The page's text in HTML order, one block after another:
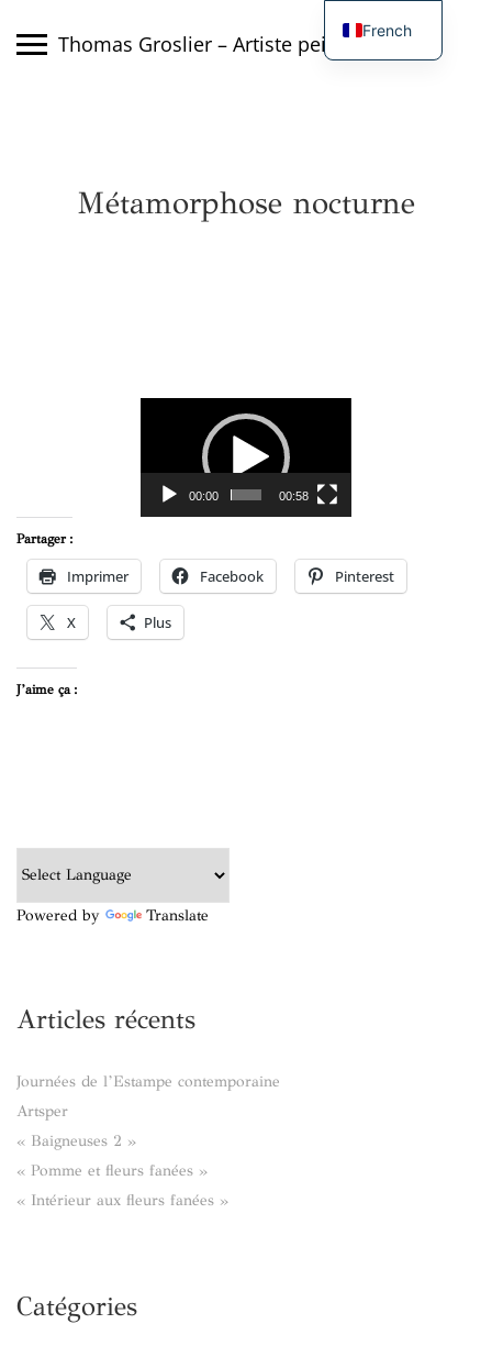
Thomas Groslier – Artiste peintre
Métamorphose nocturne
00:00 00:58
Partager :
Imprimer Facebook Pinterest
X Plus
J’aime ça :
Powered by Translate
Articles récents
Journées de l’Estampe contemporaine
Artsper
« Baigneuses 2 »
« Pomme et fleurs fanées »
« Intérieur aux fleurs fanées »
Catégories
French
English